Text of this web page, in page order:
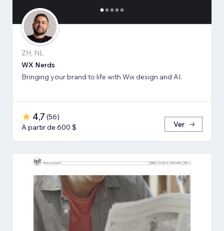
ZH, NL
WX Nerds
Bringing your brand to life with Wix design and AI.
4,7 (56)
A partir de 600 $
Ver